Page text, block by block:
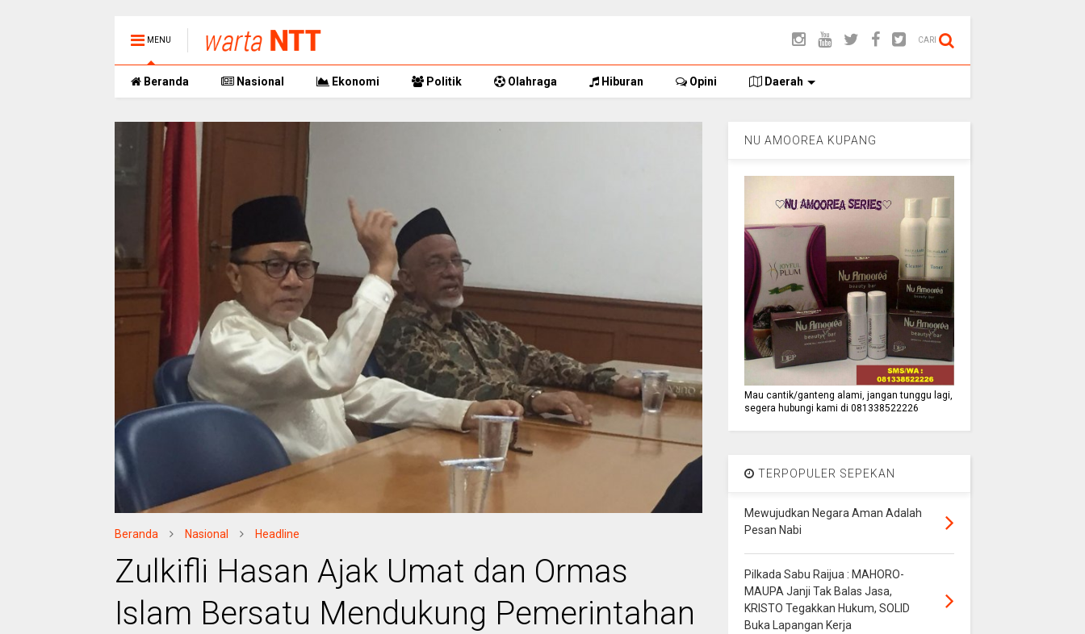
MENU CARI
Beranda Nasional Ekonomi Politik Olahraga Hiburan Opini Daerah
Beranda Nasional Headline
Zulkifli Hasan Ajak Umat dan Ormas
Islam Bersatu Mendukung Pemerintahan
NU AMOOREA KUPANG
Mau cantik/ganteng alami, jangan tunggu lagi,
segera hubungi kami di 081338522226
TERPOPULER SEPEKAN
Mewujudkan Negara Aman Adalah
Pesan Nabi
Pilkada Sabu Raijua : MAHORO-
MAUPA Janji Tak Balas Jasa,
KRISTO Tegakkan Hukum, SOLID
Buka Lapangan Kerja